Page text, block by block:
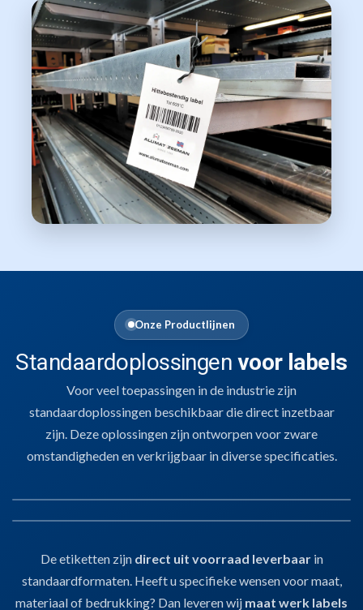
Onze Productlijnen
Standaardoplossingen voor labels
Voor veel toepassingen in de industrie zijn
standaardoplossingen beschikbaar die direct inzetbaar
zijn. Deze oplossingen zijn ontworpen voor zware
omstandigheden en verkrijgbaar in diverse specificaties.
01
SLEUFETIKETTEN
Sleufetiketten
Voor het labelen van kratten, karren of E2-dragers.Stevig, zonder lijm,
Bedrukbaar met thermotransferprinters
barcodes, batchcodes en procesinformatie.
02
Labels en Etiketten
Voor pallets, verpakkingen of dozen. Thermotransfergeschikt , geschikt
De etiketten zijn direct uit voorraad leverbaarin
standaardformaten. Heeft u specifieke wensen voor maat,
materiaal of bedrukking? Dan leveren wij maat werk labels